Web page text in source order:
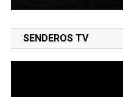
SENDEROS TV